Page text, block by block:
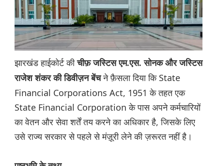
झारखंड हाईकोर्ट कीचीफ़ जस्टिस एम.एस. सोनक और जस्टिस
राजेश शंकर की डिवीज़न बेंचने फ़ैसला दिया कि State
Financial Corporations Act, 1951 के तहत एक
State Financial Corporation के पास अपने कर्मचारियों
का वेतन और सेवा शर्तें तय करने का अधिकार है, जिसके लिए
उसे राज्य सरकार से पहले से मंज़ूरी लेने की ज़रूरत नहीं है।